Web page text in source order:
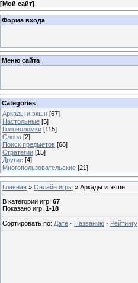
[Мой сайт]
Форма входа
Меню сайта
Categories
Аркады и экшн [67]
Настольные [5]
Головоломки [115]
Слова [2]
Поиск предметов [68]
Стратегии [15]
Другие [4]
Многопользовательские [21]
Главная » Онлайн игры » Аркады и экшн
В категории игр: 67
Показано игр: 1-18
Сортировать по: Дате · Названию · Рейтингу